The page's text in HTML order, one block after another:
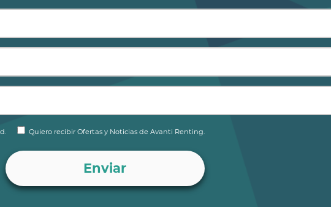
Quiero recibir Ofertas y Noticias de Avanti Renting.